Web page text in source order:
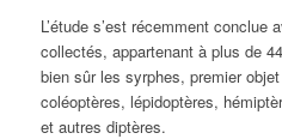
L’étude s’est récemment
collectés, appartenant à plus de
bien sûr les syrphes, premier
coléoptères, lépidoptères,
et autres diptères.